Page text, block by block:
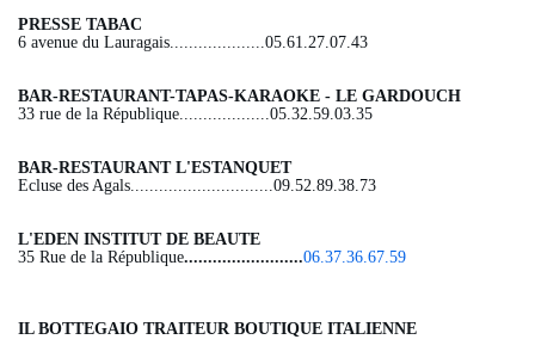
PRESSE TABAC
6 avenue du Lauragais....................05.61.27.07.43
BAR-RESTAURANT-TAPAS-KARAOKE - LE GARDOUCH
33 rue de la République...................05.32.59.03.35
BAR-RESTAURANT L'ESTANQUET
Ecluse des Agals..............................09.52.89.38.73
L'EDEN INSTITUT DE BEAUTE
35 Rue de la République.........................06.37.36.67.59
IL BOTTEGAIO TRAITEUR BOUTIQUE ITALIENNE